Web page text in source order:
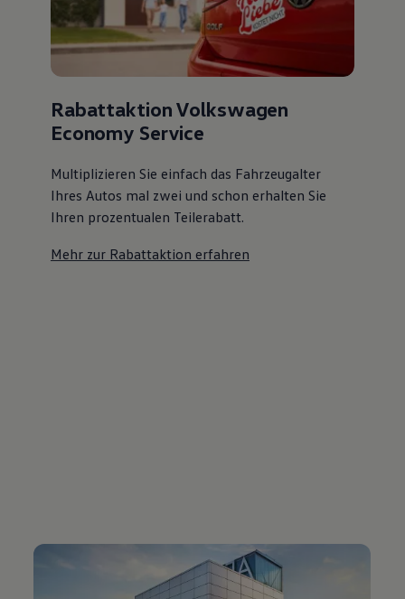
Rabattaktion Volkswagen
Economy Service
Multiplizieren Sie einfach das Fahrzeugalter
Ihres Autos mal zwei und schon erhalten Sie
Ihren prozentualen Teilerabatt.
Mehr zur Rabattaktion erfahren